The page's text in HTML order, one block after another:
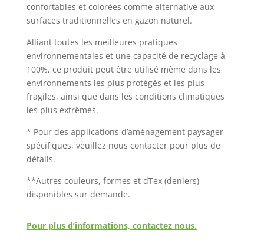
confortables et colorées comme alternative aux
surfaces traditionnelles en gazon naturel.
Alliant toutes les meilleures pratiques
environnementales et une capacité de recyclage à
100%, ce produit peut être utilisé même dans les
environnements les plus protégés et les plus
fragiles, ainsi que dans les conditions climatiques
les plus extrêmes.
* Pour des applications d’aménagement paysager
spécifiques, veuillez nous contacter pour plus de
détails.
**Autres couleurs, formes et dTex (deniers)
disponibles sur demande.
Pour plus d’informations, contactez nous.